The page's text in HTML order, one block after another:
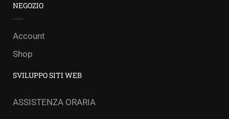
NEGOZIO
Account
Shop
SVILUPPO SITI WEB
ASSISTENZA ORARIA